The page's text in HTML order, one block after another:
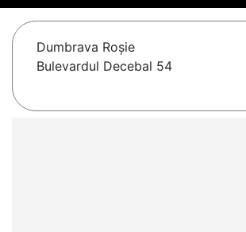
Dumbrava Roşie
Bulevardul Decebal 54